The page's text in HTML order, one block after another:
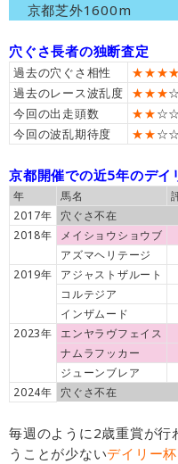
京都芝外1600m
穴ぐさ長者の独断査定
過去の穴ぐさ相性 ★★★★
過去のレース波乱度
★★★
今回の出走頭数
★★
今回の波乱期待度
★★
京都開催での近5年のデイ
年 馬名
2017年
穴ぐさ不在
2018年
メイショウショウブ
アズマヘリテージ
2019年
アジャストザルート
コルテジア
インザムード
2023年
エンヤラヴフェイス
ナムラフッカー
ジューンブレア
2024年
穴ぐさ不在
毎週のように2歳重賞が行
うことが少ないデイリー